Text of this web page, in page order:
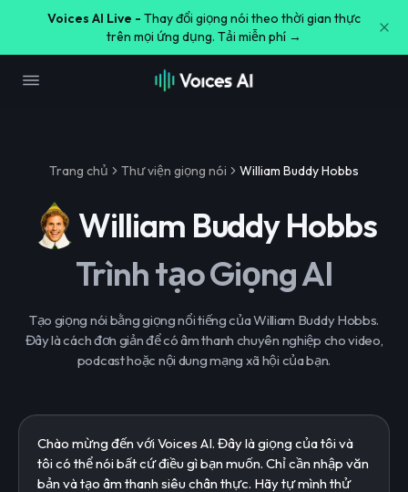
Voices AI Live - Thay đổi giọng nói theo thời gian thực
trên mọi ứng dụng. Tải miễn phí →
Trang chủ Thư viện giọng nói William Buddy Hobbs
William Buddy Hobbs
Trình tạo Giọng AI
Tạo giọng nói bằng giọng nổi tiếng của William Buddy Hobbs.
Đây là cách đơn giản để có âm thanh chuyên nghiệp cho video,
podcast hoặc nội dung mạng xã hội của bạn.